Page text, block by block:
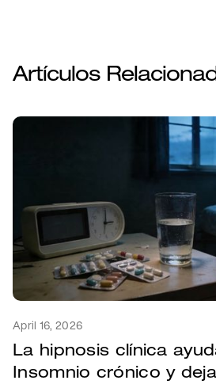
Artículos
April 16, 2026
La hipnosis clínica
Insomnio crónico y